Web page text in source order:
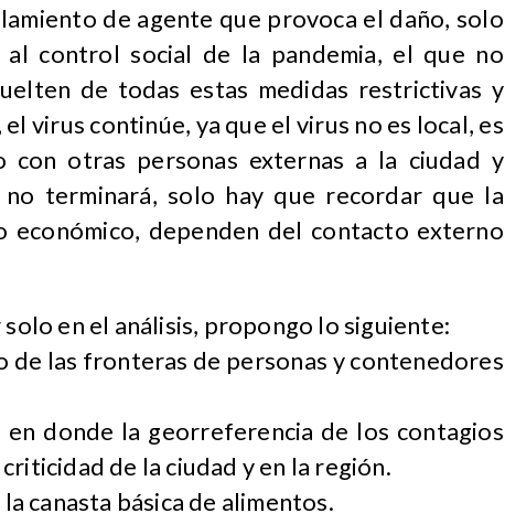
de agente que provoca el daño, solo
al control social de la pandemia, el que no
de todas estas medidas restrictivas y
virus continúe, ya que el virus no es local, es
otras personas externas a la ciudad y
terminará, solo hay que recordar que la
económico, dependen del contacto externo
en el análisis, propongo lo siguiente:
las fronteras de personas y contenedores
en donde la georreferencia de los contagios
de la ciudad y en la región.
canasta básica de alimentos.